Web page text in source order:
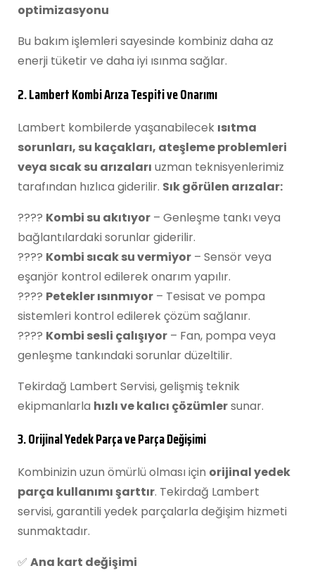
optimizasyonu
Bu bakım işlemleri sayesinde kombiniz daha az
enerji tüketir ve daha iyi ısınma sağlar.
2. Lambert Kombi Arıza Tespiti ve Onarımı
Lambert kombilerde yaşanabilecek ısıtma
sorunları, su kaçakları, ateşleme problemleri
veya sıcak su arızaları uzman teknisyenlerimiz
tarafından hızlıca giderilir. Sık görülen arızalar:
???? Kombi su akıtıyor – Genleşme tankı veya
bağlantılardaki sorunlar giderilir.
???? Kombi sıcak su vermiyor – Sensör veya
eşanjör kontrol edilerek onarım yapılır.
???? Petekler ısınmıyor – Tesisat ve pompa
sistemleri kontrol edilerek çözüm sağlanır.
???? Kombi sesli çalışıyor – Fan, pompa veya
genleşme tankındaki sorunlar düzeltilir.
Tekirdağ Lambert Servisi, gelişmiş teknik
ekipmanlarla hızlı ve kalıcı çözümlersunar.
3. Orijinal Yedek Parça ve Parça Değişimi
Kombinizin uzun ömürlü olması için orijinal yedek
parça kullanımı şarttır. Tekirdağ Lambert
servisi, garantili yedek parçalarla değişim hizmeti
sunmaktadır.
✅ Ana kart değişimi